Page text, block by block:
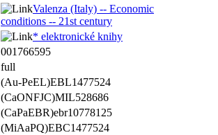
Valenza (Italy) -- Economic
conditions -- 21st century
* elektronické knihy
001766595
full
(Au-PeEL)EBL1477524
(CaONFJC)MIL528686
(CaPaEBR)ebr10778125
(MiAaPQ)EBC1477524